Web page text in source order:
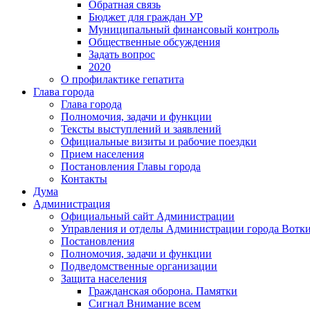
Обратная связь
Бюджет для граждан УР
Муниципальный финансовый контроль
Общественные обсуждения
Задать вопрос
2020
О профилактике гепатита
Глава города
Глава города
Полномочия, задачи и функции
Тексты выступлений и заявлений
Официальные визиты и рабочие поездки
Прием населения
Постановления Главы города
Контакты
Дума
Администрация
Официальный сайт Администрации
Управления и отделы Администрации города
Постановления
Полномочия, задачи и функции
Подведомственные организации
Защита населения
Гражданская оборона. Памятки
Сигнал Внимание всем